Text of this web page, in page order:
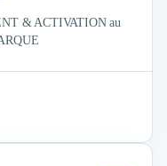
& ACTIVATION au